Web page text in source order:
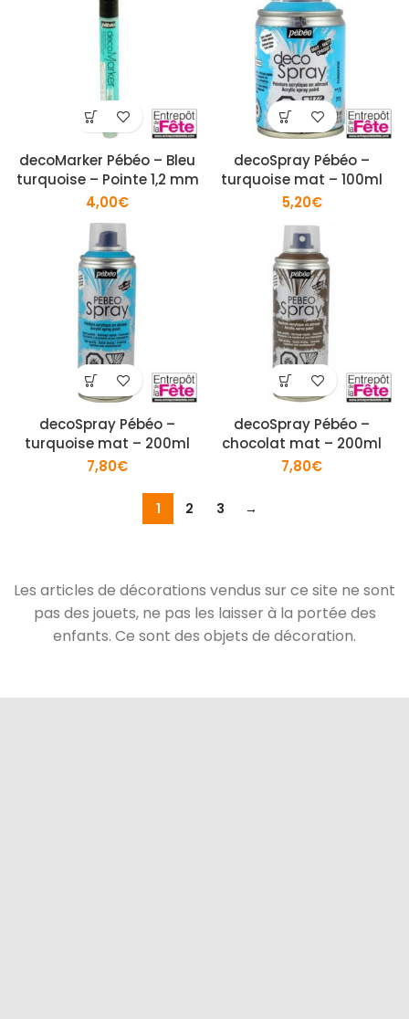
decoMarker Pébéo – Bleu
turquoise – Pointe 1,2 mm
4,00€
decoSpray Pébéo –
turquoise mat – 100ml
5,20€
decoSpray Pébéo –
turquoise mat – 200ml
7,80€
decoSpray Pébéo –
chocolat mat – 200ml
7,80€
1 2 3 →
Les articles de décorations vendus sur ce site ne sont
pas des jouets, ne pas les laisser à la portée des
enfants. Ce sont des objets de décoration.